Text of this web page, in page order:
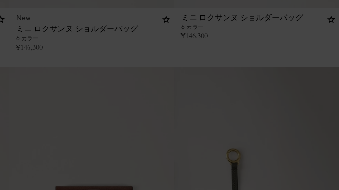
New
ミニ ロクサンヌ ショルダーバッグ
6 カラー
¥146,300
ミニ ロクサンヌ ショルダーバッグ
6 カラー
¥146,300